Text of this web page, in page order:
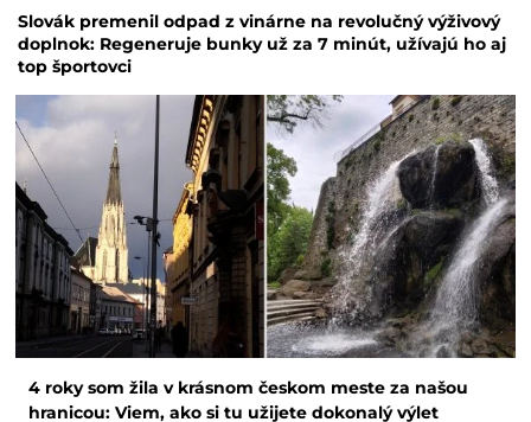
Slovák premenil odpad z vinárne na revolučný výživový
doplnok: Regeneruje bunky už za 7 minút, užívajú ho aj
top športovci
4 roky som žila v krásnom českom meste za našou
hranicou: Viem, ako si tu užijete dokonalý výlet